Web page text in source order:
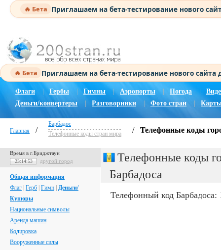
🔥 Бета Приглашаем на бета-тестирование нового
🔥 Бета Приглашаем на бета-тестирование нового
Флаги Гербы Гимны | Аэропорты Погода |
Деньги/конвертеры
Разговорники Фото стран
Главная /
Барбадос
Телефонные коды стран мира
/ Телефонные коды
Время в г.Бриджтаун
23:14:54 другой город
Общая информация
Флаг Герб Гимн Деньги/
Купюры
Национальные символы
Аренда машин
Кодировка
Вооруженные силы
Телефонные коды
Барбадоса
Телефонный код Барбадоса: